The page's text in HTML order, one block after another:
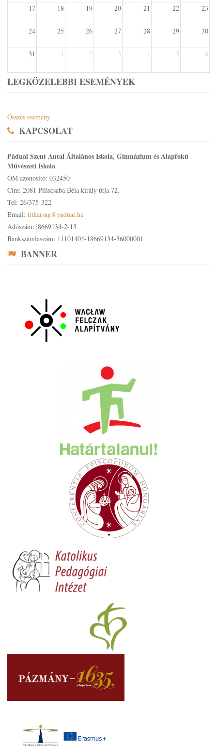
17 18 19 20 21 22 23
24 25 26 27 28 29 30
31 1 2 3 4 5 6
LEGKÖZELEBBI ESEMÉNYEK
Összes esemény
KAPCSOLAT
Páduai Szent Antal Általános Iskola, Gimnázium és Alapfokú
Művészeti Iskola
OM azonosító: 032450
Cím: 2081 Piliscsaba Béla király útja 72.
Tel: 26/375-322
Email: titkarsag@paduai.hu
Adószám:18669134-2-13
Bankszámlaszám: 11101404-18669134-36000001
BANNER